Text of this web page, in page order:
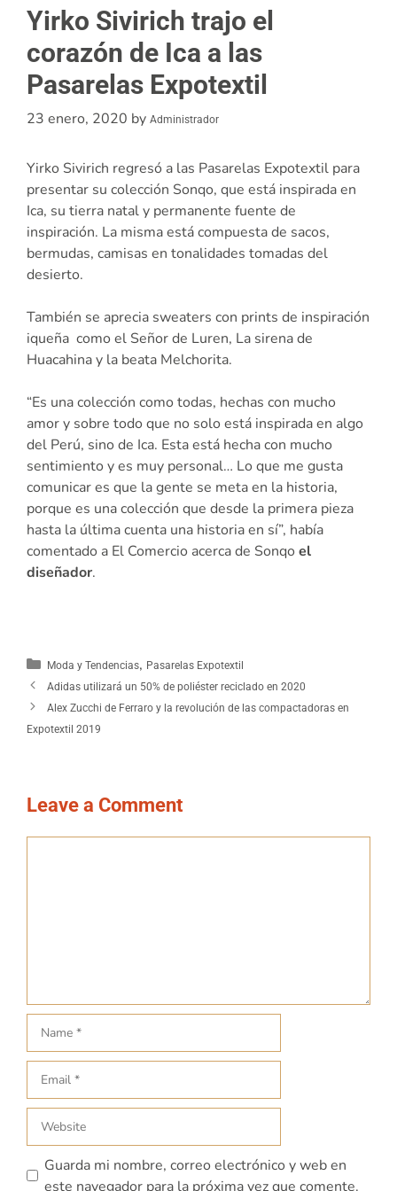
Yirko Sivirich trajo el
corazón de Ica a las
Pasarelas Expotextil
23 enero, 2020 by Administrador
Yirko Sivirich regresó a las Pasarelas Expotextil para
presentar su colección Sonqo, que está inspirada en
Ica, su tierra natal y permanente fuente de
inspiración. La misma está compuesta de sacos,
bermudas, camisas en tonalidades tomadas del
desierto.
También se aprecia sweaters con prints de inspiración
iqueña como el Señor de Luren, La sirena de
Huacahina y la beata Melchorita.
“Es una colección como todas, hechas con mucho
amor y sobre todo que no solo está inspirada en algo
del Perú, sino de Ica. Esta está hecha con mucho
sentimiento y es muy personal… Lo que me gusta
comunicar es que la gente se meta en la historia,
porque es una colección que desde la primera pieza
hasta la última cuenta una historia en sí”, había
comentado a El Comercio acerca de Sonqo el
diseñador.
Moda y Tendencias, Pasarelas Expotextil
Adidas utilizará un 50% de poliéster reciclado en 2020
Alex Zucchi de Ferraro y la revolución de las compactadoras en
Expotextil 2019
Leave a Comment
Guarda mi nombre, correo electrónico y web en
este navegador para la próxima vez que comente.